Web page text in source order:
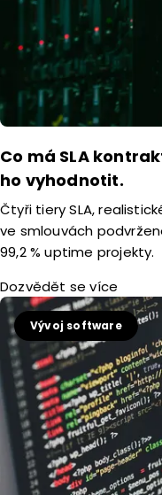
Co má SLA
ho vyhodnotit.
Čtyři tiery SLA,
ve smlouvách
99,2 % uptime projekty.
Dozvědět se více
Vývoj software